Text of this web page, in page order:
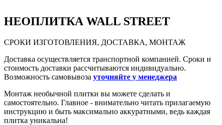
НЕОПЛИТКА WALL STREET
СРОКИ ИЗГОТОВЛЕНИЯ, ДОСТАВКА, МОНТАЖ
Доставка осуществляется транспортной компанией. Сроки и
стоимость доставки рассчитываются индивидуально.
Возможность самовывоза уточняйте у менеджера
Монтаж необычной плитки вы можете сделать и
самостоятельно. Главное - внимательно читать прилагаемую
инструкцию и быть максимально аккуратными, ведь каждая
плитка уникальна!